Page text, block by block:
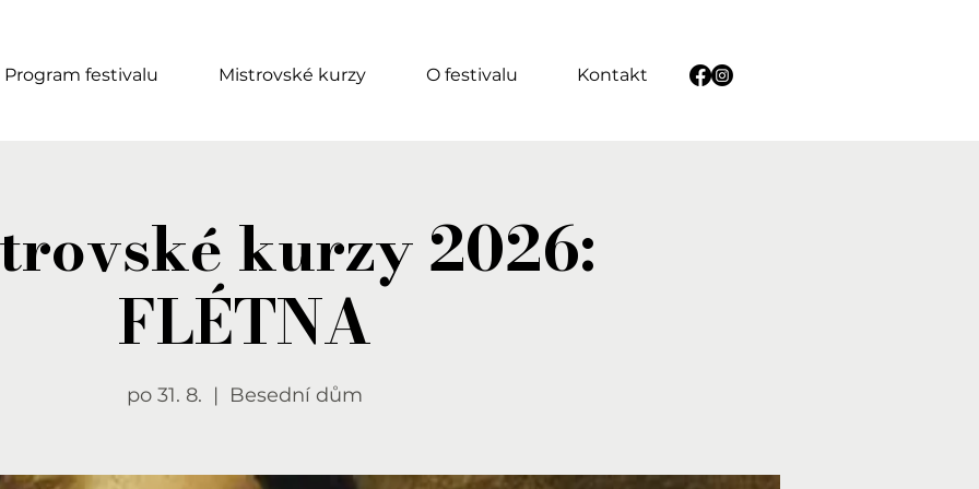
Program festivalu Mistrovské kurzy O festivalu Kontakt
kurzy 2026:
FLÉTNA
po 31. 8.
  |
Besední dům